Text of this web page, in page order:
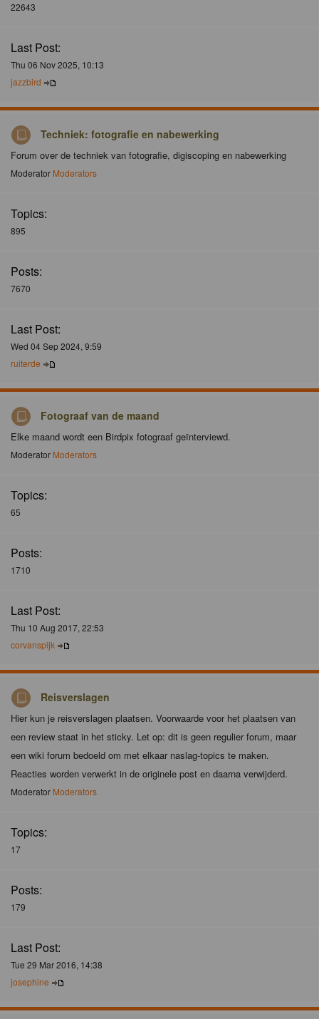
22643
Last Post:
Thu 06 Nov 2025, 10:13
jazzbird
Techniek: fotografie en nabewerking
Forum over de techniek van fotografie, digiscoping en nabewerking
Moderator Moderators
Topics:
895
Posts:
7670
Last Post:
Wed 04 Sep 2024, 9:59
ruiterde
Fotograaf van de maand
Elke maand wordt een Birdpix fotograaf geïnterviewd.
Moderator Moderators
Topics:
65
Posts:
1710
Last Post:
Thu 10 Aug 2017, 22:53
corvanspijk
Reisverslagen
Hier kun je reisverslagen plaatsen. Voorwaarde voor het plaatsen van
een review staat in het sticky. Let op: dit is geen regulier forum, maar
een wiki forum bedoeld om met elkaar naslag-topics te maken.
Reacties worden verwerkt in de originele post en daarna verwijderd.
Moderator Moderators
Topics:
17
Posts:
179
Last Post:
Tue 29 Mar 2016, 14:38
josephine